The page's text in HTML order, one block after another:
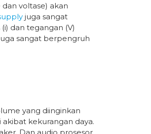
voltase) akan
juga sangat
dan tegangan (V)
sangat berpengruh
yang diinginkan
kekurangan daya.
Dan audio prosesor